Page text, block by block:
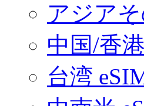
アジア
中国/香
台湾